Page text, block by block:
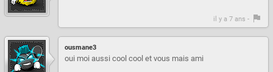
il y a 7 ans -
ousmane3
oui moi aussi cool cool et vous mais ami